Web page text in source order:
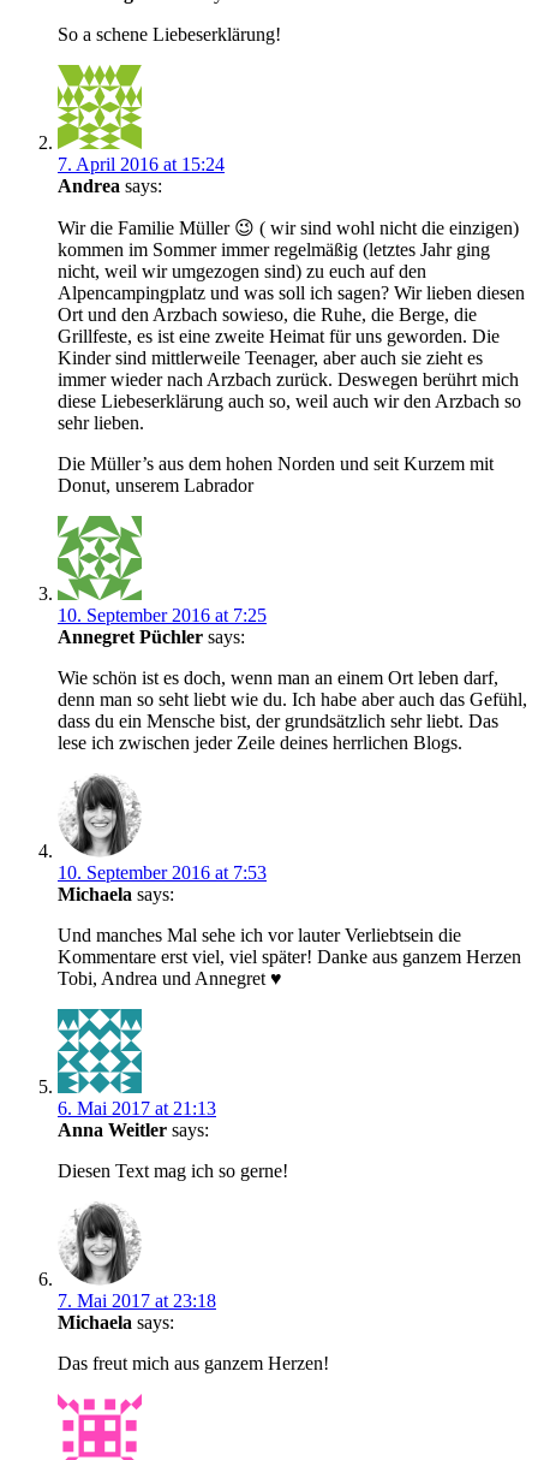
So a schene Liebeserklärung!
7. April 2016 at 15:24
Andrea says:
Wir die Familie Müller 😉 ( wir sind wohl nicht die einzigen)
kommen im Sommer immer regelmäßig (letztes Jahr ging
nicht, weil wir umgezogen sind) zu euch auf den
Alpencampingplatz und was soll ich sagen? Wir lieben diesen
Ort und den Arzbach sowieso, die Ruhe, die Berge, die
Grillfeste, es ist eine zweite Heimat für uns geworden. Die
Kinder sind mittlerweile Teenager, aber auch sie zieht es
immer wieder nach Arzbach zurück. Deswegen berührt mich
diese Liebeserklärung auch so, weil auch wir den Arzbach so
sehr lieben.
Die Müller’s aus dem hohen Norden und seit Kurzem mit
Donut, unserem Labrador
10. September 2016 at 7:25
Annegret Püchler says:
Wie schön ist es doch, wenn man an einem Ort leben darf,
denn man so seht liebt wie du. Ich habe aber auch das Gefühl,
dass du ein Mensche bist, der grundsätzlich sehr liebt. Das
lese ich zwischen jeder Zeile deines herrlichen Blogs.
10. September 2016 at 7:53
Michaela says:
Und manches Mal sehe ich vor lauter Verliebtsein die
Kommentare erst viel, viel später! Danke aus ganzem Herzen
Tobi, Andrea und Annegret ♥
6. Mai 2017 at 21:13
Anna Weitler says:
Diesen Text mag ich so gerne!
7. Mai 2017 at 23:18
Michaela says:
Das freut mich aus ganzem Herzen!